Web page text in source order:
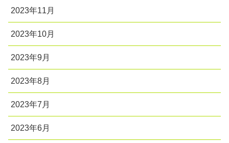
2023年11月
2023年10月
2023年9月
2023年8月
2023年7月
2023年6月